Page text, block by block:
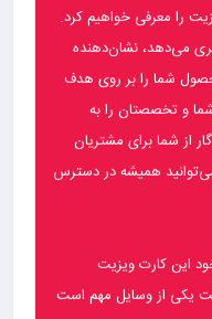
را معرفی خواهیم کرد.
می‌دهد، نشان‌دهنده
شما را بر روی هدف
شما و تخصصتان را به
از شما برای مشتریان
همیشه در دسترس
این کارت ویزیت
یکی از وسایل مهم است